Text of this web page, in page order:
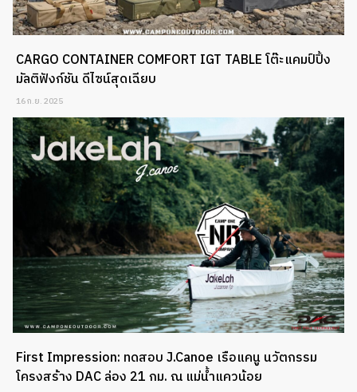
CARGO CONTAINER COMFORT IGT TABLE โต๊ะแคมป์ปิ้ง
มัลติฟังก์ชัน ดีไซน์สุดเฉียบ
16 ก.ย. 2025
First Impression: ทดสอบ J.Canoe เรือแคนู นวัตกรรม
โครงสร้าง DAC ล่อง 21 กม. ณ แม่น้ำแควน้อย